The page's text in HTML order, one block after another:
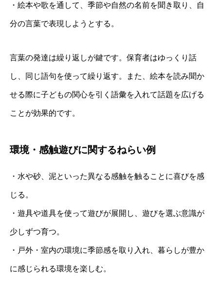
・絵本や歌を通して、季節や自然の名前を聞き取り、自
分の言葉で表現しようとする。
言葉の発達は繰り返しが鍵です。保育者はゆっくり話
し、同じ語句を使って繰り返す。また、絵本を読み聞か
せる際に子どもの関心を引く語彙を入れて話題を広げる
ことが効果的です。
環境・感触遊びに関するねらい例
・水や砂、泥といった異なる感触を触ることに喜びを感
じる。
・遊具や道具を使って遊びが展開し、遊びを選ぶ意識が
少しずつ育つ。
・戸外・室内の環境に季節感を取り入れ、暮らしが豊か
に感じられる環境を楽しむ。